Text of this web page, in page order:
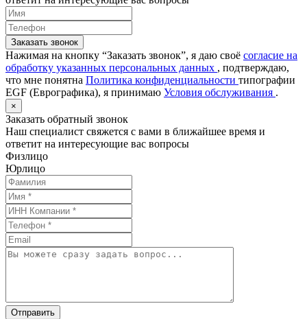
Заказать звонок
Нажимая на кнопку “Заказать звонок”, я даю своё согласие на
обработку указанных персональных данных , подтверждаю,
что мне понятна Политика конфиденциальности типографии
EGF (Еврографика), я принимаю Условия обслуживания .
×
Заказать обратный звонок
Наш специалист свяжется с вами в ближайшее время и
ответит на интересующие вас вопросы
Физлицо
Юрлицо
Отправить